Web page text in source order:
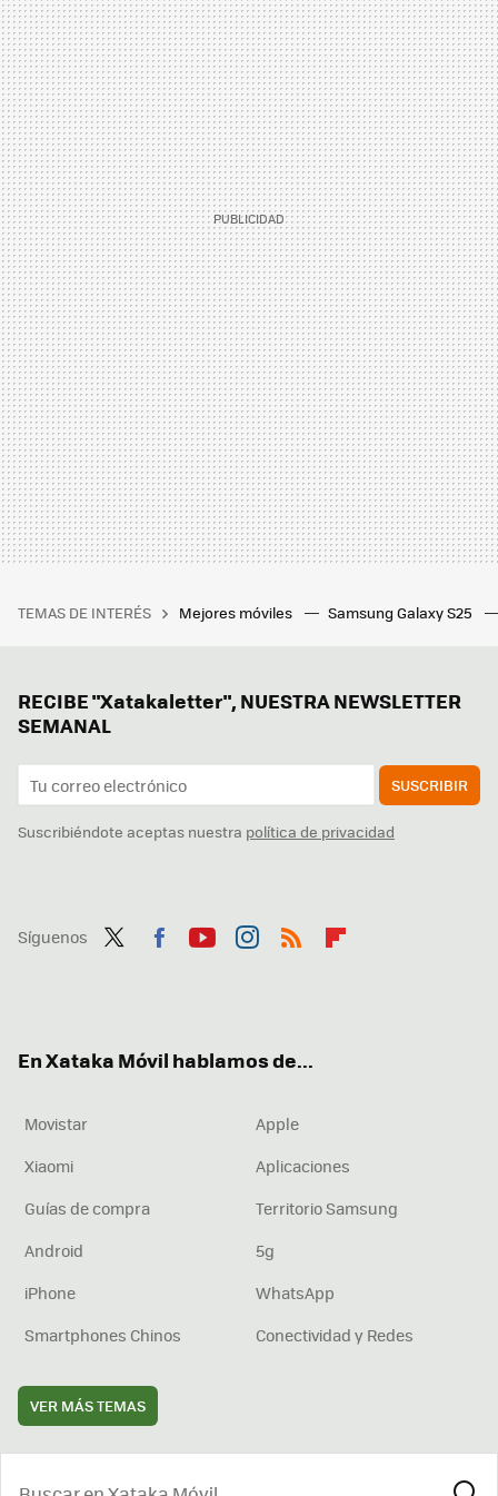
TEMAS DE INTERÉS Mejores móviles Samsung Galaxy S25
RECIBE "Xatakaletter", NUESTRA NEWSLETTER
SEMANAL
SUSCRIBIR
Suscribiéndote aceptas nuestra política de privacidad
Síguenos
En Xataka Móvil hablamos de...
Movistar
Apple
Xiaomi
Aplicaciones
Guías de compra
Territorio Samsung
Android
5g
iPhone
WhatsApp
Smartphones Chinos
Conectividad y Redes
VER MÁS TEMAS